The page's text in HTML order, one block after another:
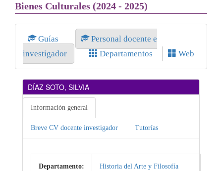
Bienes Culturales (2024 - 2025)
Guías
Personal docente e
investigador
Departamentos Web
DÍAZ SOTO, SILVIA
Información general
Breve CV docente investigador Tutorías
Departamento: Historia del Arte y Filosofía